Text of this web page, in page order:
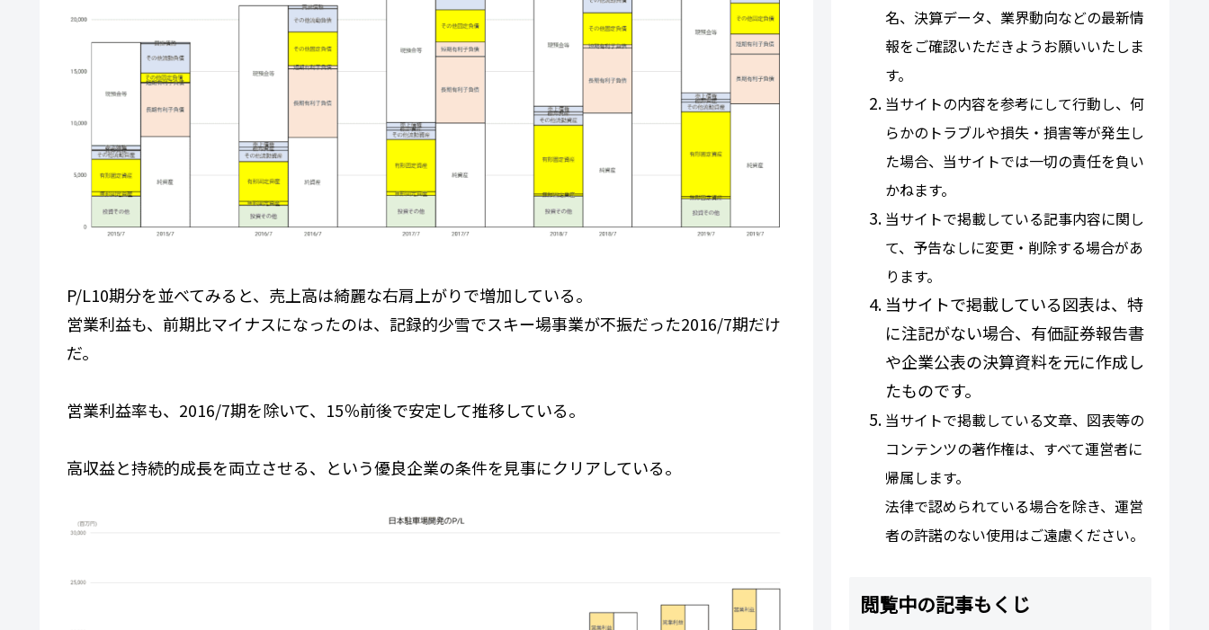
P/L10期分を並べてみると、売上高は綺麗な右肩上がりで増加している。
営業利益も、前期比マイナスになったのは、記録的少雪でスキー場事業が不振だった2016/7期だけ
だ。
営業利益率も、2016/7期を除いて、15％前後で安定して推移している。
高収益と持続的成長を両立させる、という優良企業の条件を見事にクリアしている。
名、決算データ、業界動向などの最新情
報をご確認いただきようお願いいたしま
す。
当サイトの内容を参考にして行動し、何
らかのトラブルや損失・損害等が発生し
た場合、当サイトでは一切の責任を負い
かねます。
当サイトで掲載している記事内容に関し
て、予告なしに変更・削除する場合があ
ります。
当サイトで掲載している図表は、特
に注記がない場合、有価証券報告書
や企業公表の決算資料を元に作成し
たものです。
当サイトで掲載している文章、図表等の
コンテンツの著作権は、すべて運営者に
帰属します。
法律で認められている場合を除き、運営
者の許諾のない使用はご遠慮ください。
閲覧中の記事もくじ